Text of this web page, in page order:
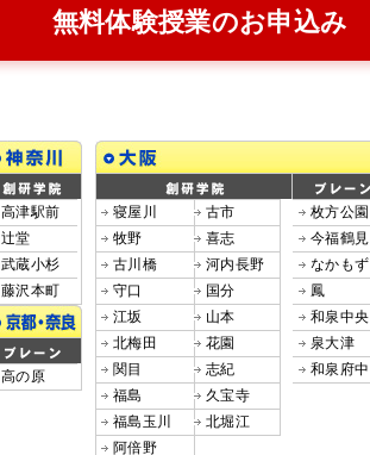
無料体験授業のお申込み
高津駅前
辻堂
武蔵小杉
藤沢本町
高の原
寝屋川
牧野
古川橋
守口
江坂
北梅田
関目
福島
福島玉川
阿倍野
古市
喜志
河内長野
国分
山本
花園
志紀
久宝寺
北堀江
枚方公園
今福鶴見
なかもず
鳳
和泉中央
泉大津
和泉府中